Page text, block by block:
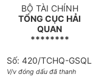
BỘ TÀI CHÍNH
TỔNG CỤC HẢI
QUAN
********
Số: 420/TCHQ-GSQL
V/v đóng dấu đã thanh